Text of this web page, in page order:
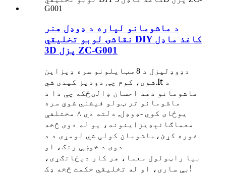
د ماشومانو لپاره د ډوډل هنر
نقاشۍ لوبو تخلیقي DIY کاغذ ماډل
3D پزل ZC-G001
د ډوډل
پزل د 8 سټایلونو سره ډیزاین
شوی، کوم چې دودیز کیدی شي.It د
ماشومانو دهد احسان ډالۍځکه چې دا د
ماشومانو تر ټولو فیشني شوق سره
یوځای کوي -ډوډل, دلته دي
۸ مختلفې
معماګانېډیزاینونه ، یو له دوی څخه
غوره کړئ، ماشومان کولی شي لومړی د د
دوی د خوښې رنګ، او
بیا راټولول معما، هر کار دیځانګړی ،
بې ساری، او له تخلیقي حکمت څخه ډک !